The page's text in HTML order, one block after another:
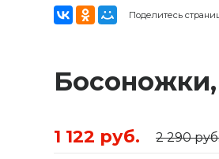
Поделитесь
1 122 руб. 2 290